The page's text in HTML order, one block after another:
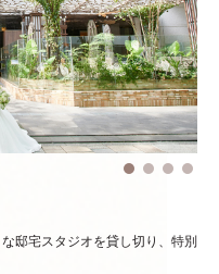
邸宅スタジオを貸し切り、特別